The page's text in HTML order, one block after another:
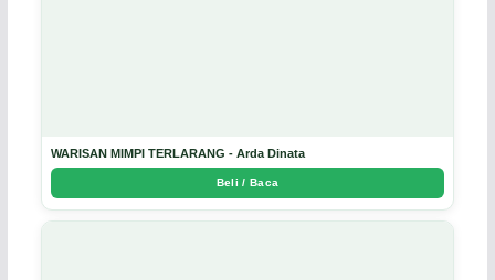
WARISAN MIMPI TERLARANG - Arda Dinata
Beli / Baca